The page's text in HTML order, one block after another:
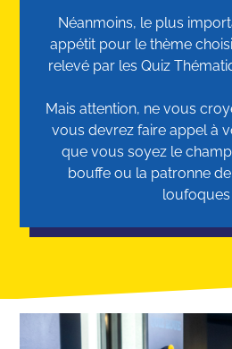
Néanmoins, le plus
appétit pour le thème
relevé par les Quiz
Mais attention, ne vous
vous devrez faire appel à
que vous soyez le
bouffe ou la patronne
loufoques